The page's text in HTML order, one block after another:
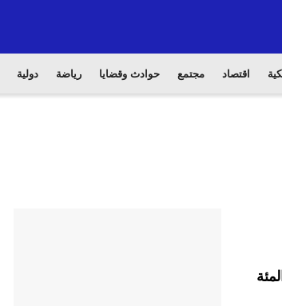
اقتصاد مجتمع حوادث وقضايا رياضة دولية
على ما نسبته 92 في المئة